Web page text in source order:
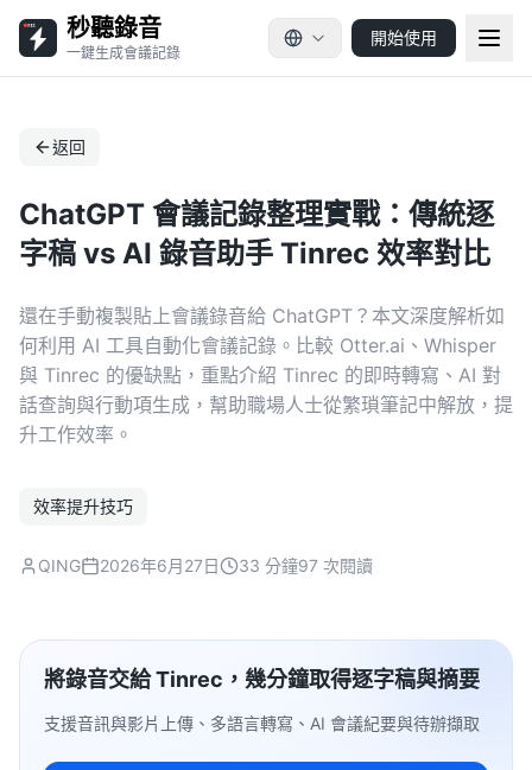
秒聽錄音
一鍵生成會議記錄
開始使用
返回
ChatGPT 會議記錄整理實戰：傳統逐
字稿 vs AI 錄音助手 Tinrec 效率對比
還在手動複製貼上會議錄音給 ChatGPT？本文深度解析如
何利用 AI 工具自動化會議記錄。比較 Otter.ai、Whisper
與 Tinrec 的優缺點，重點介紹 Tinrec 的即時轉寫、AI 對
話查詢與行動項生成，幫助職場人士從繁瑣筆記中解放，提
升工作效率。
效率提升技巧
QING 2026年6月27日 33 分鐘97 次閱讀
將錄音交給 Tinrec，幾分鐘取得逐字稿與摘要
支援音訊與影片上傳、多語言轉寫、AI 會議紀要與待辦擷取